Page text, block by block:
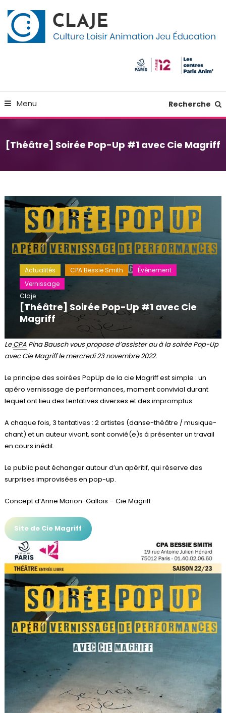
To
Content
Menu Recherche
[Théâtre] Soirée Pop-Up #1 avec Cie Magriff
Actualités CPA Bessie Smith
Évènement
Vernissage
Claje
[Théâtre] Soirée Pop-Up #1 avec Cie
Magriff
LeCPAPina Bausch vous propose d’assister au à la soirée Pop-Up
avec Cie Magriff le mercredi 23 novembre 2022.
Le principe des soirées PopUp de la cie Magriff est simple : un
apéro vernissage de performances, moment convivial durant
lequel ont lieu des tentatives diverses et des impromptus.
A chaque fois, 3 tentatives : 2 artistes (danse-théâtre / musique-
chant) et un auteur vivant, sont convié(e)s à présenter un travail
en cours inédit.
Le public peut échanger autour d’un apéritif, qui réserve des
surprises improvisées en pop-up.
Concept d’Anne Marion-Gallois – Cie Magriff
Site de Cie Magriff